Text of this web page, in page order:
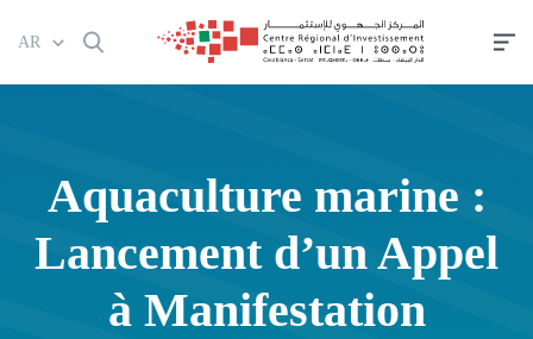
إلى
المحتوى
AR
Aquaculture marine :
Lancement d’un Appel
à Manifestation